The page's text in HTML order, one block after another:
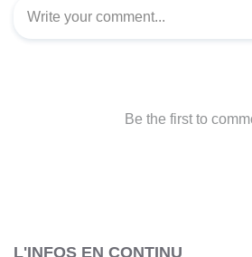
L'INFOS EN CONTINU